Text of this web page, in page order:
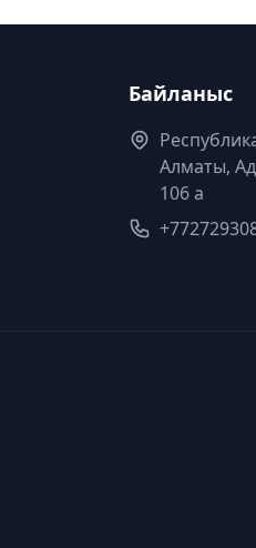
Байланыс
Алматы,
106 а